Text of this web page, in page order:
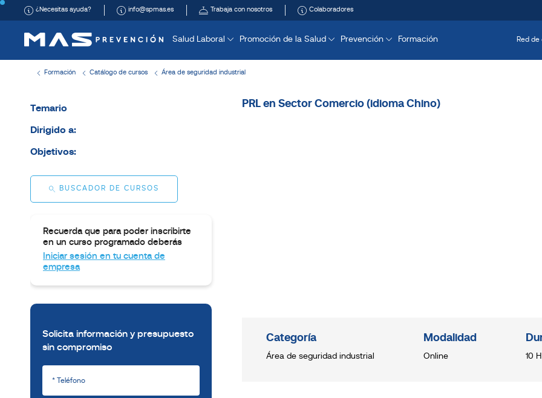
¿Necesitas ayuda? info@spmas.es Trabaja con nosotros Colaboradores
Salud Laboral Promoción de la Salud Prevención Formación Red
Formación Catálogo de cursos Área de seguridad industrial
Temario
Dirigido a:
Objetivos:
BUSCADOR DE CURSOS
Recuerda que para poder inscribirte
en un curso programado deberás
Iniciar sesión en tu cuenta de
empresa
Solicita información y presupuesto
sin compromiso
PRL en Sector Comercio (idioma Chino)
Categoría
Área de seguridad industrial
Modalidad
Online 10 H